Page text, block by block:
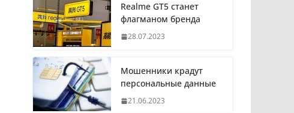
Realme GT5 станет
флагманом бренда
28.07.2023
Мошенники крадут
персональные данные
21.06.2023